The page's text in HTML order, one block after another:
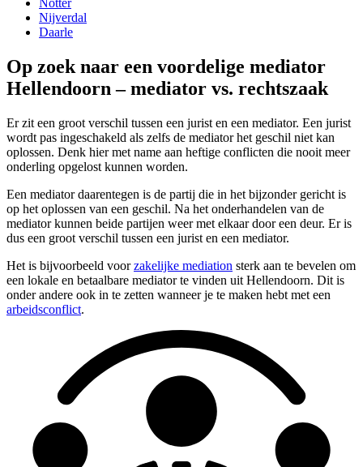
Notter
Nijverdal
Daarle
Op zoek naar een voordelige mediator
Hellendoorn – mediator vs. rechtszaak
Er zit een groot verschil tussen een jurist en een mediator. Een jurist
wordt pas ingeschakeld als zelfs de mediator het geschil niet kan
oplossen. Denk hier met name aan heftige conflicten die nooit meer
onderling opgelost kunnen worden.
Een mediator daarentegen is de partij die in het bijzonder gericht is
op het oplossen van een geschil. Na het onderhandelen van de
mediator kunnen beide partijen weer met elkaar door een deur. Er is
dus een groot verschil tussen een jurist en een mediator.
Het is bijvoorbeeld voorzakelijke mediation sterk aan te bevelen om
een lokale en betaalbare mediator te vinden uit Hellendoorn. Dit is
onder andere ook in te zetten wanneer je te maken hebt met een
arbeidsconflict.